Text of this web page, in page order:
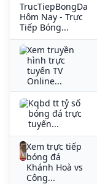
TrucTiepBongDa
Hôm Nay - Trực
Tiếp Bóng...
Xem truyền
hình trực
tuyến TV
Online...
Kqbd tt tỷ số
bóng đá trực
tuyến...
Xem trực tiếp
bóng đá
Khánh Hoà vs
Công...